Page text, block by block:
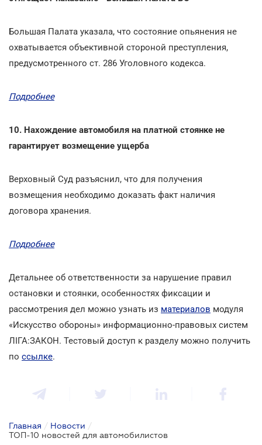
Большая Палата указала, что состояние опьянения не
охватывается объективной стороной преступления,
предусмотренного ст. 286 Уголовного кодекса.
Подробнее
10. Нахождение автомобиля на платной стоянке не
гарантирует возмещение ущерба
Верховный Суд разъяснил, что для получения
возмещения необходимо доказать факт наличия
договора хранения.
Подробнее
Детальнее об ответственности за нарушение правил
остановки и стоянки, особенностях фиксации и
рассмотрения дел можно узнать из материалов модуля
«Искусство обороны» информационно-правовых систем
ЛІГА:ЗАКОН. Тестовый доступ к разделу можно получить
по ссылке.
Главная / Новости /
ТОП-10 новостей для автомобилистов